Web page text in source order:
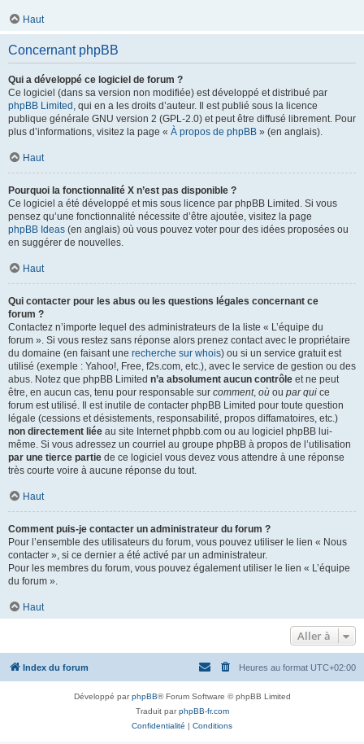
Haut
Concernant phpBB
Qui a développé ce logiciel de forum ?
Ce logiciel (dans sa version non modifiée) est développé et distribué par
phpBB Limited , qui en a les droits d’auteur. Il est publié sous la licence
publique générale GNU version 2 (GPL-2.0) et peut être diffusé librement. Pour
plus d’informations, visitez la page « À propos de phpBB » (en anglais).
Haut
Pourquoi la fonctionnalité X n’est pas disponible ?
Ce logiciel a été développé et mis sous licence par phpBB Limited. Si vous
pensez qu’une fonctionnalité nécessite d’être ajoutée, visitez la page
phpBB Ideas (en anglais) où vous pouvez voter pour des idées proposées ou
en suggérer de nouvelles.
Haut
Qui contacter pour les abus ou les questions légales concernant ce
forum ?
Contactez n’importe lequel des administrateurs de la liste « L’équipe du
forum ». Si vous restez sans réponse alors prenez contact avec le propriétaire
du domaine (en faisant une recherche sur whois) ou si un service gratuit est
utilisé (exemple : Yahoo!, Free, f2s.com, etc.), avec le service de gestion ou des
abus. Notez que phpBB Limited n’a absolument aucun contrôle et ne peut
être, en aucun cas, tenu pour responsable sur comment, où ou par qui ce
forum est utilisé. Il est inutile de contacter phpBB Limited pour toute question
légale (cessions et désistements, responsabilité, propos diffamatoires, etc.)
non directement liée au site Internet phpbb.com ou au logiciel phpBB lui-
même. Si vous adressez un courriel au groupe phpBB à propos de l’utilisation
par une tierce partie de ce logiciel vous devez vous attendre à une réponse
très courte voire à aucune réponse du tout.
Haut
Comment puis-je contacter un administrateur du forum ?
Pour l’ensemble des utilisateurs du forum, vous pouvez utiliser le lien « Nous
contacter », si ce dernier a été activé par un administrateur.
Pour les membres du forum, vous pouvez également utiliser le lien « L’équipe
du forum ».
Haut
Aller à
Index du forum Heures au format UTC+02:00
Développé parphpBB® Forum Software © phpBB Limited
Traduit parphpBB-fr.com
Confidentialité | Conditions